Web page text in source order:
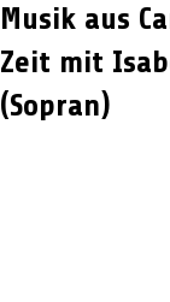
Musik aus
Zeit mit
(Sopran)